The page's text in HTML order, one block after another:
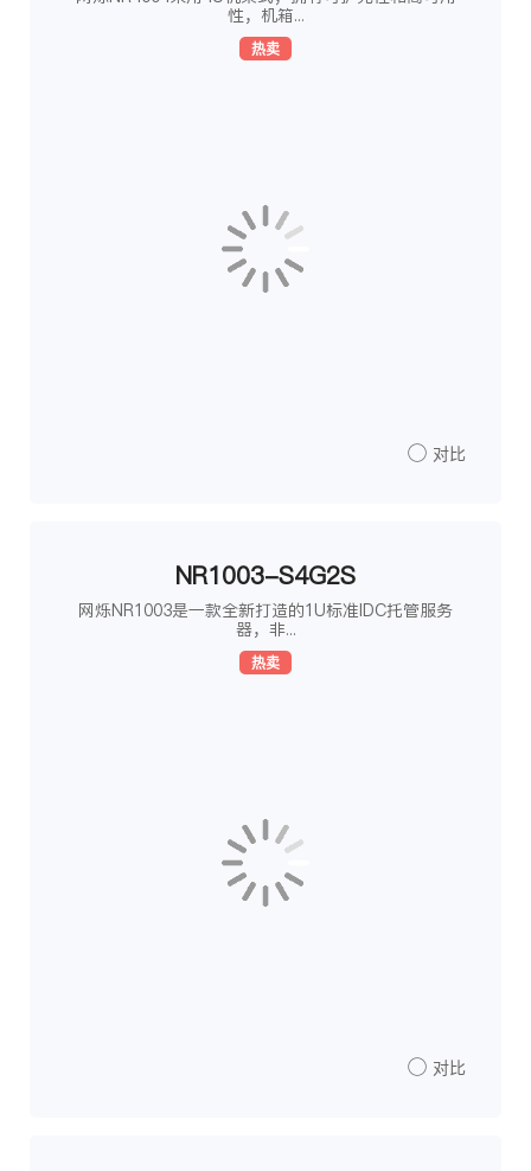
性，机箱...
热卖
对比
NR1003-S4G2S
网烁NR1003是一款全新打造的1U标准IDC托管服务
器，非...
热卖
对比